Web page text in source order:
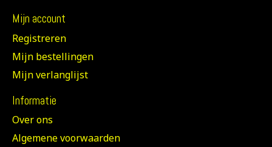
Mijn account
Registreren
Mijn bestellingen
Mijn verlanglijst
Informatie
Over ons
Algemene voorwaarden